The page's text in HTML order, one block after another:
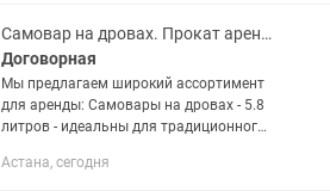
Самовар на дровах. Прокат аренда г.Косшы
Договорная
Мы предлагаем широкий ассортимент
для аренды: Самовары на дровах - 5.8
литров - идеальны для традиционного
Электрические термопоты - 8 литров -
Астана, сегодня